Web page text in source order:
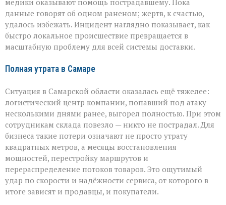
медики оказывают помощь пострадавшему. Пока
данные говорят об одном раненом; жертв, к счастью,
удалось избежать. Инцидент наглядно показывает, как
быстро локальное происшествие превращается в
масштабную проблему для всей системы доставки.
Полная утрата в Самаре
Ситуация в Самарской области оказалась ещё тяжелее:
логистический центр компании, попавший под атаку
несколькими днями ранее, выгорел полностью. При этом
сотрудникам склада повезло — никто не пострадал. Для
бизнеса такие потери означают не просто утрату
квадратных метров, а месяцы восстановления
мощностей, перестройку маршрутов и
перераспределение потоков товаров. Это ощутимый
удар по скорости и надёжности сервиса, от которого в
итоге зависят и продавцы, и покупатели.